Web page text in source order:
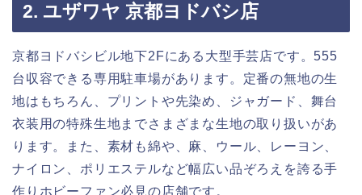
2. ユザワヤ 京都ヨドバシ店
京都ヨドバシビル地下2Fにある大型手芸店です。555
台収容できる専用駐車場があります。定番の無地の生
地はもちろん、プリントや先染め、ジャガード、舞台
衣装用の特殊生地までさまざまな生地の取り扱いがあ
ります。また、素材も綿や、麻、ウール、レーヨン、
ナイロン、ポリエステルなど幅広い品ぞろえを誇る手
作りホビーファン必見の店舗です。